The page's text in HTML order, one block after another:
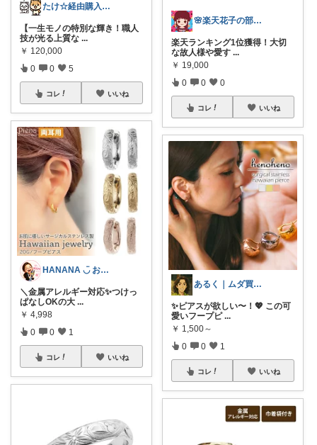
たけ☆経由購入感謝します！ありがとう！☆
【一生モノの特別な輝き！職人
技が光る上質な ...
￥ 120,000
0 0 5
コレ いいね
HANANA ◡̈ お節介おかんの厳選品
＼金属アレルギー対応✨つけっ
ぱなしOKの大 ...
￥ 4,998
0 0 1
コレ いいね
🌸楽天花子の部屋🌸
楽天ランキング1位獲得！大切
な故人様や愛す ...
￥ 19,000
0 0 0
コレ いいね
あるく｜ムダ買い減らす人
✨ピアスが欲しい〜！💖 この可
愛いフープピ ...
￥ 1,500～
0 0 1
コレ いいね